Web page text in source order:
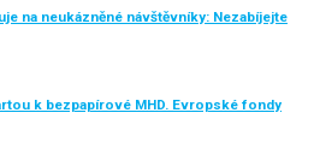
na neukázněné návštěvníky: Nezabíjejte
k bezpapírové MHD. Evropské fondy